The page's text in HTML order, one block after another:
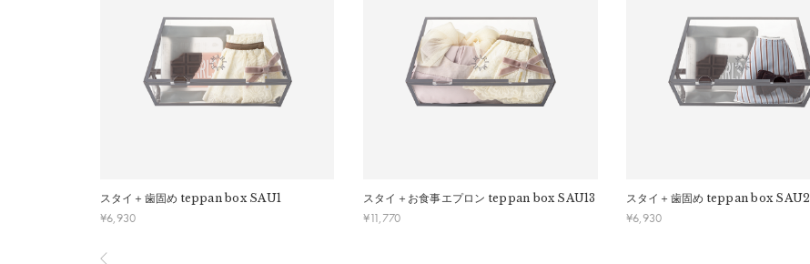
・ご不明点などございましたらお気軽にお問い合わせください。
スタイ＋歯固め teppan box SAU1
¥6,930
スタイ＋お食事エプロン teppan box SAU13
¥11,770
スタイ＋歯固め teppan box SAU2
¥6,930